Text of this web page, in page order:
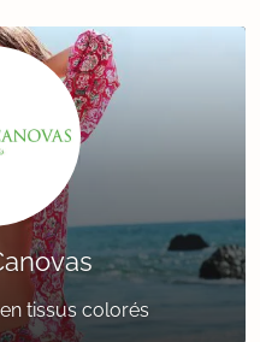
tissus colorés